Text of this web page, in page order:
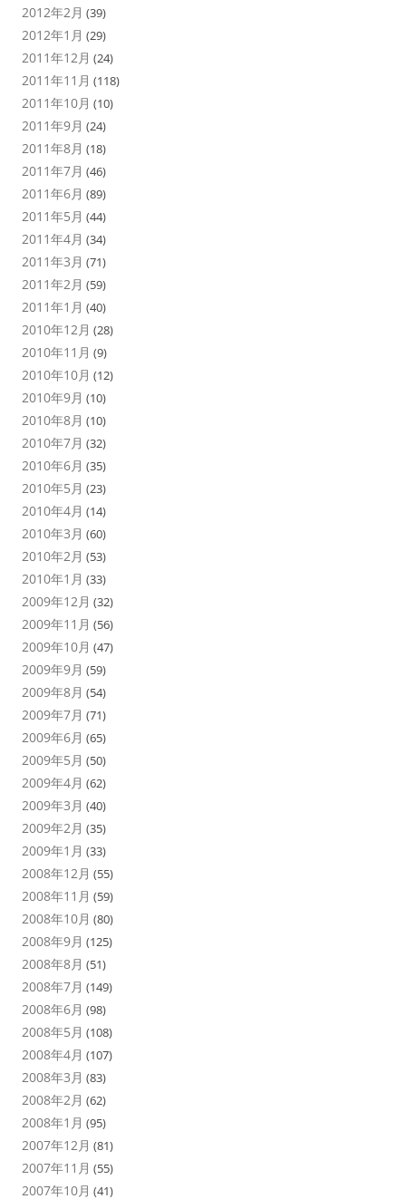
2012年2月 (39)
2012年1月 (29)
2011年12月 (24)
2011年11月 (118)
2011年10月 (10)
2011年9月 (24)
2011年8月 (18)
2011年7月 (46)
2011年6月 (89)
2011年5月 (44)
2011年4月 (34)
2011年3月 (71)
2011年2月 (59)
2011年1月 (40)
2010年12月 (28)
2010年11月 (9)
2010年10月 (12)
2010年9月 (10)
2010年8月 (10)
2010年7月 (32)
2010年6月 (35)
2010年5月 (23)
2010年4月 (14)
2010年3月 (60)
2010年2月 (53)
2010年1月 (33)
2009年12月 (32)
2009年11月 (56)
2009年10月 (47)
2009年9月 (59)
2009年8月 (54)
2009年7月 (71)
2009年6月 (65)
2009年5月 (50)
2009年4月 (62)
2009年3月 (40)
2009年2月 (35)
2009年1月 (33)
2008年12月 (55)
2008年11月 (59)
2008年10月 (80)
2008年9月 (125)
2008年8月 (51)
2008年7月 (149)
2008年6月 (98)
2008年5月 (108)
2008年4月 (107)
2008年3月 (83)
2008年2月 (62)
2008年1月 (95)
2007年12月 (81)
2007年11月 (55)
2007年10月 (41)